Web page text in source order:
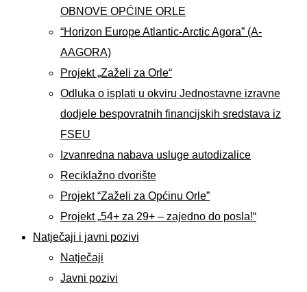
OBNOVE OPĆINE ORLE
“Horizon Europe Atlantic-Arctic Agora” (A-
AAGORA)
Projekt „Zaželi za Orle“
Odluka o isplati u okviru Jednostavne izravne
dodjele bespovratnih financijskih sredstava iz
FSEU
Izvanredna nabava usluge autodizalice
Reciklažno dvorište
Projekt “Zaželi za Općinu Orle”
Projekt „54+ za 29+ – zajedno do posla!“
Natječaji i javni pozivi
Natječaji
Javni pozivi